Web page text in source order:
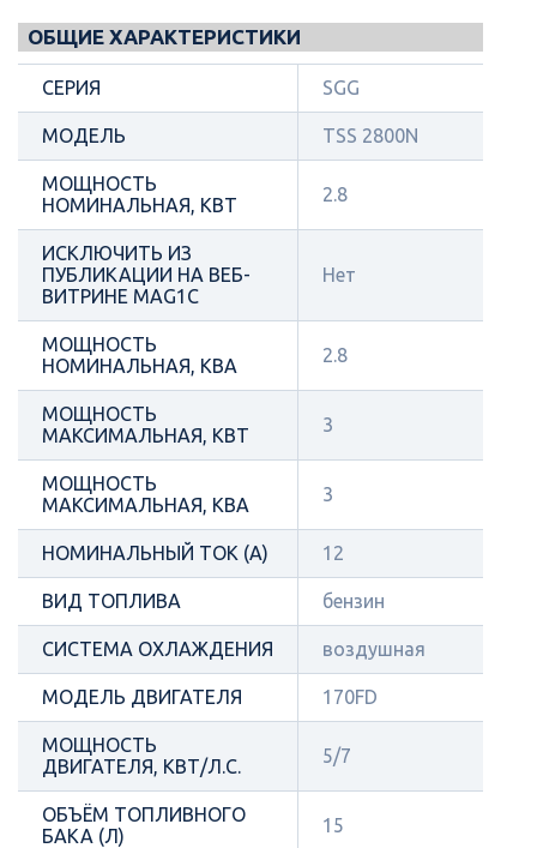
ОБЩИЕ ХАРАКТЕРИСТИКИ
СЕРИЯ SGG
МОДЕЛЬ TSS 2800N
МОЩНОСТЬ
НОМИНАЛЬНАЯ, КВТ
2.8
ИСКЛЮЧИТЬ ИЗ
ПУБЛИКАЦИИ НА ВЕБ-
ВИТРИНЕ MAG1C
Нет
МОЩНОСТЬ
НОМИНАЛЬНАЯ, КВА
2.8
МОЩНОСТЬ
МАКСИМАЛЬНАЯ, КВТ
3
МОЩНОСТЬ
МАКСИМАЛЬНАЯ, КВА
3
НОМИНАЛЬНЫЙ ТОК (А) 12
ВИД ТОПЛИВА бензин
СИСТЕМА ОХЛАЖДЕНИЯ воздушная
МОДЕЛЬ ДВИГАТЕЛЯ 170FD
МОЩНОСТЬ
ДВИГАТЕЛЯ, КВТ/Л.С.
5/7
ОБЪЁМ ТОПЛИВНОГО
БАКА (Л)
15